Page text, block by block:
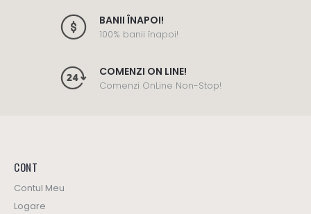
BANII ÎNAPOI!
100% banii înapoi!
COMENZI ON LINE!
Comenzi OnLine Non-Stop!
CONT
Contul Meu
Logare